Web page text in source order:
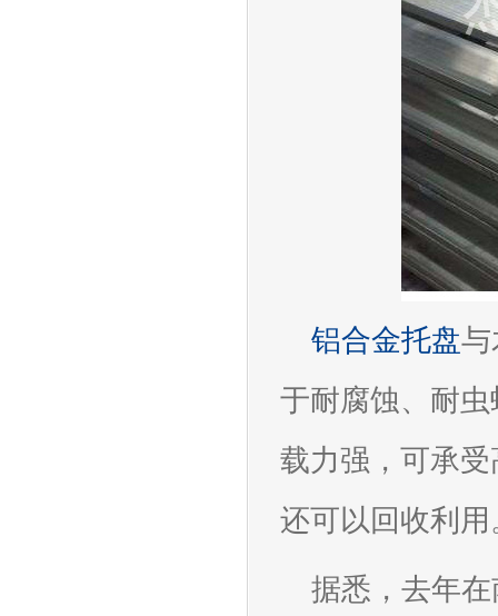
铝合金托盘与
于耐腐蚀、耐
载力强，可承
还可以回收利用
据悉，去年